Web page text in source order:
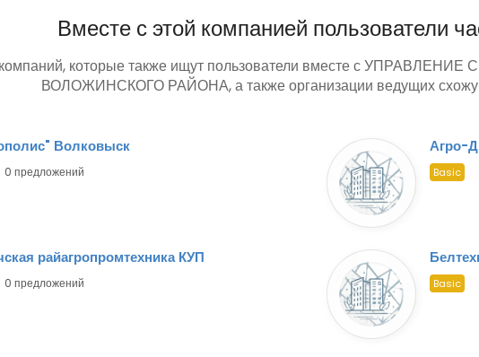
Вместе с этой компанией пользователи
компаний, которые также ищут пользователи вместе с
ВОЛОЖИНСКОГО РАЙОНА, а также организации ведущих
Волковыск
0 предложений
Агро-
Basic
райагропромтехника КУП
0 предложений Basic